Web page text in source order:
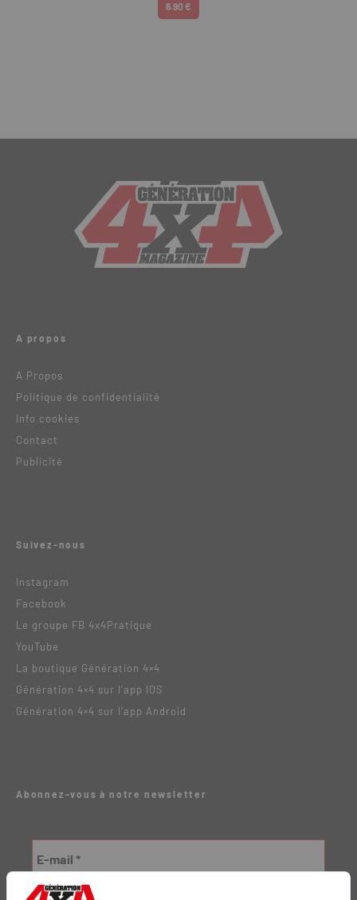
6.90 €
A propos
A Propos
Politique de confidentialité
Info cookies
Contact
Publicité
Suivez-nous
Instagram
Facebook
Le groupe FB 4x4Pratique
YouTube
La boutique Génération 4×4
Génération 4×4 sur l’app IOS
Génération 4×4 sur l’app Android
Abonnez-vous à notre newsletter